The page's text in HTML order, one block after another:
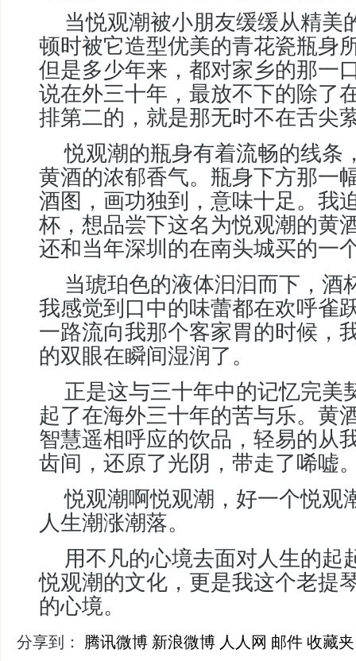
当悦观潮被小朋友缓缓从精美
顿时被它造型优美的青花瓷瓶身
但是多少年来，都对家乡的那一
说在外三十年，最放不下的除了
排第二的，就是那无时不在舌尖
悦观潮的瓶身有着流畅的线条
黄酒的浓郁香气。瓶身下方那一
酒图，画功独到，意味十足。我
杯，想品尝下这名为悦观潮的黄
还和当年深圳的在南头城买的一
当琥珀色的液体汩汩而下，酒
我感觉到口中的味蕾都在欢呼雀
一路流向我那个客家胃的时候，
的双眼在瞬间湿润了。
正是这与三十年中的记忆完美
起了在海外三十年的苦与乐。黄
智慧遥相呼应的饮品，轻易的从
齿间，还原了光阴，带走了唏嘘
悦观潮啊悦观潮，好一个悦观
人生潮涨潮落。
用不凡的心境去面对人生的起
悦观潮的文化，更是我这个老提
的心境。
分享到： 腾讯微博 新浪微博 人人网 邮件 收藏夹